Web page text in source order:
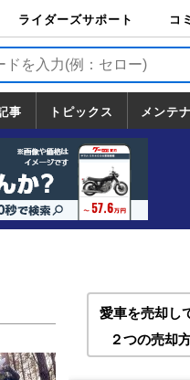
ライダーズサポート
ライダーズサポート
TOP
バイク輸送
バイクガレージライ
フ
バイク車両保険
ロードサービス
バイク試乗
コ
事 トピックス
トピックス
一覧
ホンダ
ヤマハ
スズキ
カワサキ
ハーレーダ
ビッドソン
BMW
ドゥカティ
トライアン
フ
メンテ
愛車を売却し
２つの売却